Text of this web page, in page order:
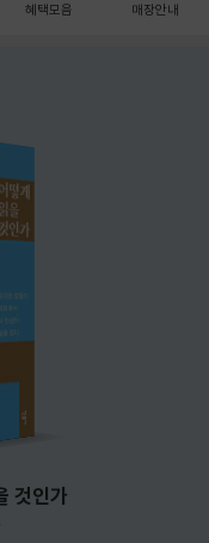
혜택모음 매장안내
것인가